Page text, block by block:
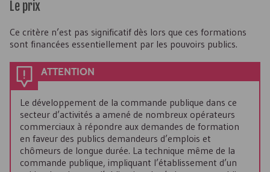
Le prix
Ce critère n’est pas significatif dès lors que ces formations
sont financées essentiellement par les pouvoirs publics.
ATTENTION
Le développement de la commande publique dans ce
secteur d’activités a amené de nombreux opérateurs
commerciaux à répondre aux demandes de formation
en faveur des publics demandeurs d’emplois et
chômeurs de longue durée. La technique même de la
commande publique, impliquant l’établissement d’un